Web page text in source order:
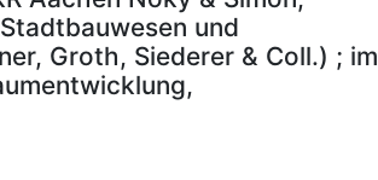
und
Groth, Siederer & Coll.) ; im